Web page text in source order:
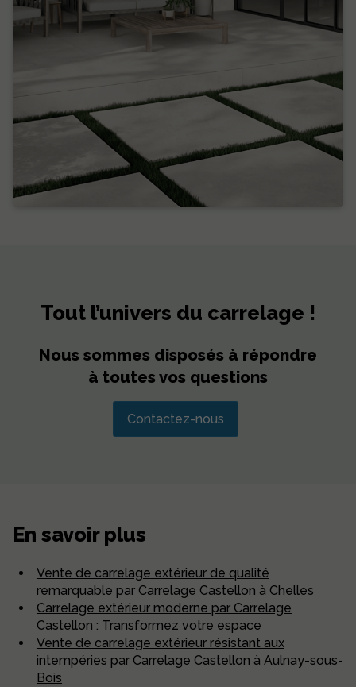
Tout l’univers du carrelage !
Nous sommes disposés à répondre
à toutes vos questions
Contactez-nous
En savoir plus
Vente de carrelage extérieur de qualité
remarquable par Carrelage Castellon à Chelles
Carrelage extérieur moderne par Carrelage
Castellon : Transformez votre espace
Vente de carrelage extérieur résistant aux
intempéries par Carrelage Castellon à Aulnay-sous-
Bois